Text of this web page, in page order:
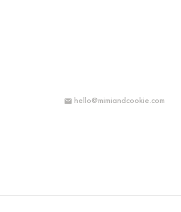
 hello@mimiandcookie.com